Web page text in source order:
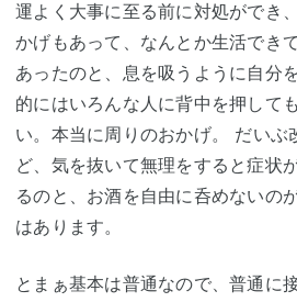
運よく大事に至る前に対処ができ
かげもあって、なんとか生活でき
あったのと、息を吸うように自分
的にはいろんな人に背中を押して
い。本当に周りのおかげ。 だいぶ
ど、気を抜いて無理をすると症状
るのと、お酒を自由に呑めないの
はあります。
とまぁ基本は普通なので、普通に